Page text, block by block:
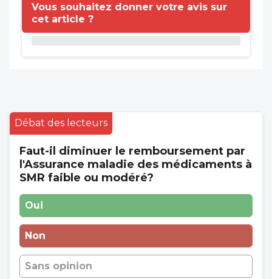
Vous souhaitez donner votre avis sur
cet article ?
Débat des lecteurs
Faut-il diminuer le remboursement par
l'Assurance maladie des médicaments à
SMR faible ou modéré?
Oui
Non
Sans opinion